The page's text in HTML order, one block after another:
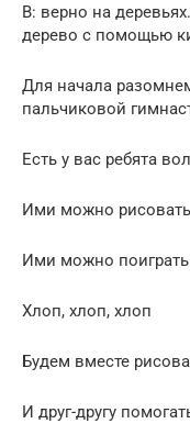
В: верно на
дерево с помощью
Для начала
пальчиковой
Есть у вас ребята
Ими можно рисовать
Ими можно поиграть
Хлоп, хлоп, хлоп
Будем вместе
И друг-другу